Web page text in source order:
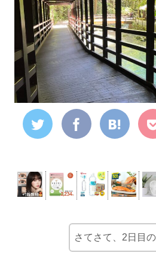
さてさて、2日目